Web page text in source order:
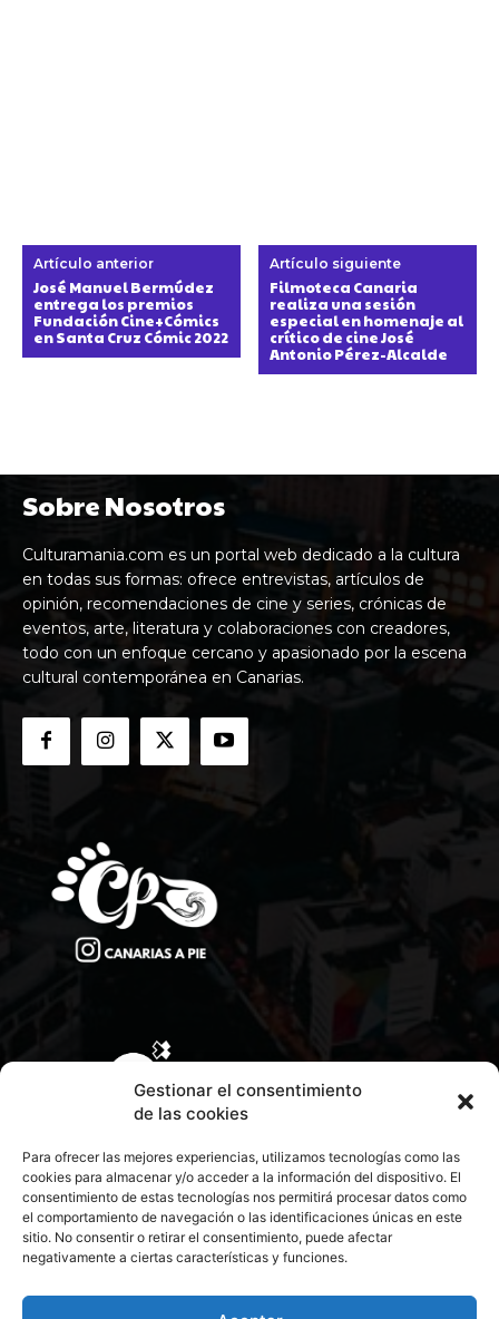
Gestionar el consentimiento
de las cookies
Para ofrecer las mejores experiencias, utilizamos tecnologías como las
cookies para almacenar y/o acceder a la información del dispositivo. El
consentimiento de estas tecnologías nos permitirá procesar datos como
el comportamiento de navegación o las identificaciones únicas en este
sitio. No consentir o retirar el consentimiento, puede afectar
negativamente a ciertas características y funciones.
Artículo anterior
José Manuel Bermúdez
entrega los premios
Fundación Cine+Cómics
en Santa Cruz Cómic 2022
Artículo siguiente
Filmoteca Canaria
realiza una sesión
especial en homenaje al
crítico de cine José
Antonio Pérez-Alcalde
Sobre Nosotros
Culturamania.com es un portal web dedicado a la cultura
en todas sus formas: ofrece entrevistas, artículos de
opinión, recomendaciones de cine y series, crónicas de
eventos, arte, literatura y colaboraciones con creadores,
todo con un enfoque cercano y apasionado por la escena
cultural contemporánea en Canarias.
CONTACTA CON NOSOTROS